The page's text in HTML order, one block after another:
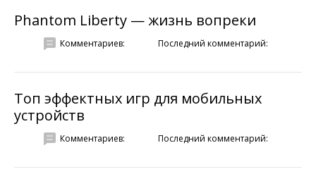
Phantom Liberty — жизнь вопреки
Комментариев: Последний комментарий:
Топ эффектных игр для мобильных
устройств
Комментариев: Последний комментарий: